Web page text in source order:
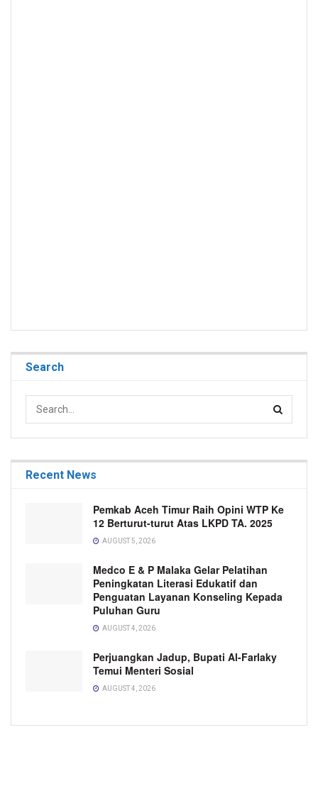
Search
Recent News
Pemkab Aceh Timur Raih Opini WTP Ke
12 Berturut-turut Atas LKPD TA. 2025
AUGUST 5, 2026
Medco E & P Malaka Gelar Pelatihan
Peningkatan Literasi Edukatif dan
Penguatan Layanan Konseling Kepada
Puluhan Guru
AUGUST 4, 2026
Perjuangkan Jadup, Bupati Al-Farlaky
Temui Menteri Sosial
AUGUST 4, 2026